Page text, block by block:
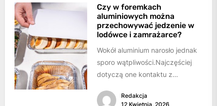
parametrami bezpieczeństwa.W
te założenia idealnie wpisuje
się...
Czy w foremkach
aluminiowych można
przechowywać jedzenie w
lodówce i zamrażarce?
Wokół aluminium narosło jednak
sporo wątpliwości.Najczęściej
dotyczą one kontaktu z
niskiej temperaturze i możliwych
Redakcja
12 Kwietnia, 2026